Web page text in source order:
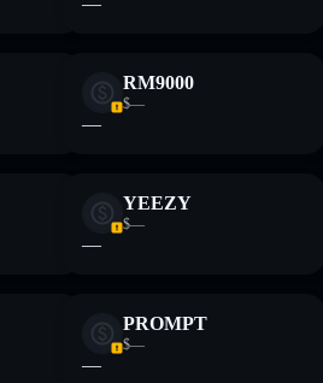
RM9000
$—
—
YEEZY
$—
—
PROMPT
$—
—